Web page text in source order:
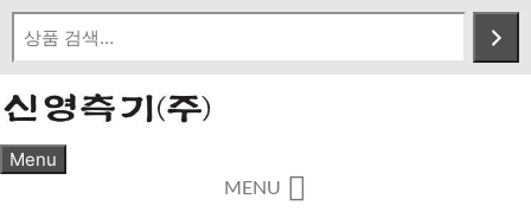
Skip
content
Menu
MENU